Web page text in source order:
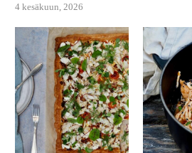
4 kesäkuun, 2026